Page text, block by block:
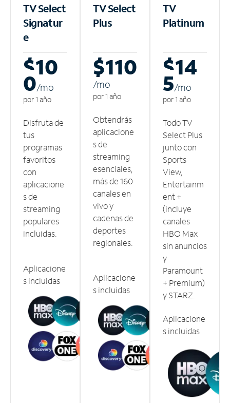
TV Select
Signatur
e
$10
0/mo
por 1 año
Disfruta de
tus
programas
favoritos
con
aplicacione
s de
streaming
populares
incluidas.
Aplicacione
s incluidas
TV Select
Plus
$110
/mo
por 1 año
Obtendrás
aplicacione
s de
streaming
esenciales,
más de 160
canales en
vivo y
cadenas de
deportes
regionales.
Aplicacione
s incluidas
TV
Platinum
$14
5/mo
por 1 año
Todo TV
Select Plus
junto con
Sports
View,
Entertainm
ent +
(incluye
canales
HBO Max
sin anuncios
y
Paramount
+ Premium)
y STARZ.
Aplicacione
s incluidas